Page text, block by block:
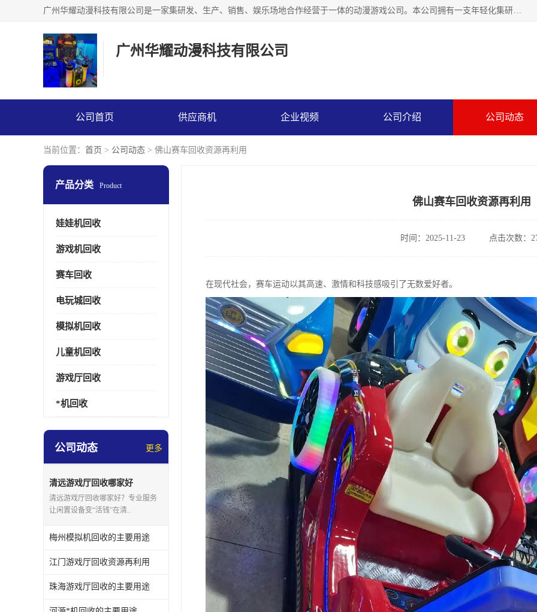
广州华耀动漫科技有限公司是一家集研发、生产、销售、娱乐场地合作经营于一体的动漫游戏公司。本公司拥有一支年轻化集研发生产到售后服务的队伍，及时地为客户提供、赚钱的产品。本公司以雄厚的实力、合理的价格、优良的服务与多家企业建立了长期的合作关系。热诚欢迎各界前来参观、考察、洽谈业务。目前公司经营的产品有：各种捕渔游戏机系列，大型模拟机系列、轮盘机系列、连线机系列、框体机系列、玛莉机系列等。
广州华耀动漫科技有限公司
公司首页 供应商机 企业视频 公司介绍 公司动态
当前位置： 首页 > 公司动态 > 佛山赛车回收资源再利用
产品分类 Product
娃娃机回收
游戏机回收
赛车回收
电玩城回收
模拟机回收
儿童机回收
游戏厅回收
*机回收
公司动态 更多
清远游戏厅回收哪家好
清远游戏厅回收哪家好？专业服务
让闲置设备变“活钱”在清..
梅州模拟机回收的主要用途
江门游戏厅回收资源再利用
珠海游戏厅回收的主要用途
佛山赛车回收资源再利用
时间：2025-11-23 点击次数：
在现代社会，赛车运动以其高速、激情和科技感吸引了无数爱好者。